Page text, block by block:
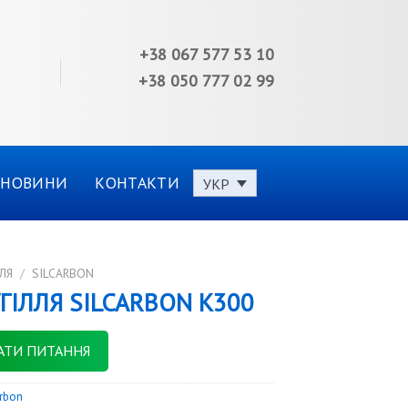
+38 067 577 53 10
+38 050 777 02 99
НОВИНИ КОНТАКТИ УКР
/ SILCARBON
SILCARBON K300
ПИТАННЯ